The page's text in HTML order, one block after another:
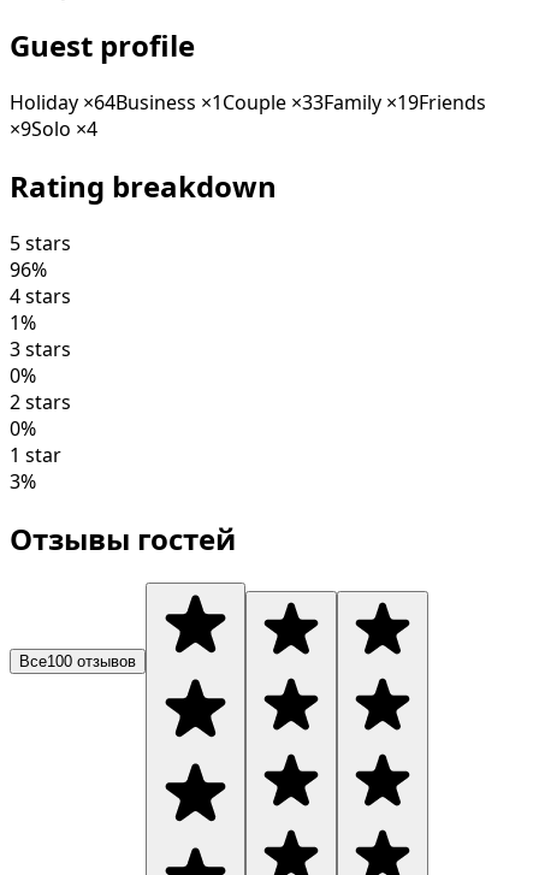
Guest profile
Holiday ×64Business ×1Couple ×33Family ×19Friends
×9Solo ×4
Rating breakdown
5 stars
96%
4 stars
1%
3 stars
0%
2 stars
0%
1 star
3%
Отзывы гостей
Все100 отзывов